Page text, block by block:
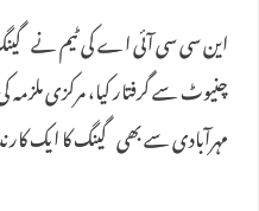
این سی سی آئی اے کی ٹیم نے
چنیوٹ سے گرفتار کیا، مرکزی
مہرآبادی سے بھی گینگ کا ایک